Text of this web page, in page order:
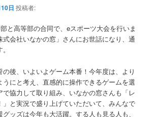
日 投稿者:
と高等部の合同で、eスポーツ大会を行いま
式会社いなかの窓」さんにお世話になり、通
後、いよいよゲーム本番！今年度は、より
うにと考え、直感的に操作できるゲームを選
で協力して取り組み、いなかの窓さんも「レ
と実況で盛り上げていただいて、みんなで
ッズは今年も大活躍。する人も見る人も、